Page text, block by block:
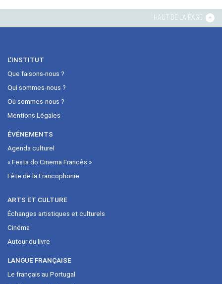
HAUT DE LA PAGE
L’INSTITUT
Que faisons-nous ?
Qui sommes-nous ?
Où sommes-nous ?
Mentions Légales
ÉVÉNEMENTS
Agenda culturel
« Festa do Cinema Francês »
Fête de la Francophonie
ARTS ET CULTURE
Échanges artistiques et culturels
Cinéma
Autour du livre
LANGUE FRANÇAISE
Le français au Portugal